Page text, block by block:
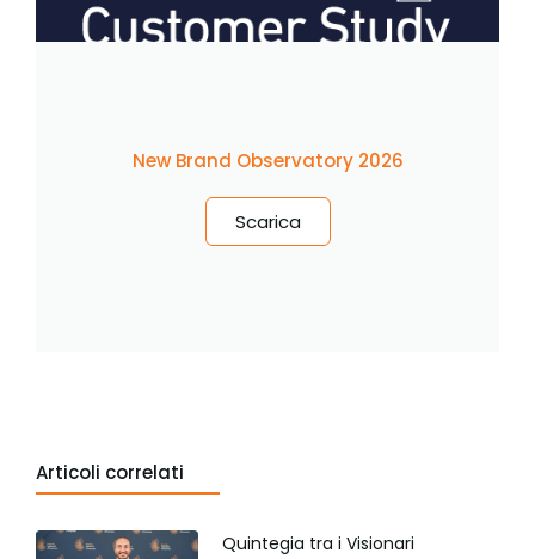
New Brand Observatory 2026
Scarica
Articoli correlati
Quintegia tra i Visionari